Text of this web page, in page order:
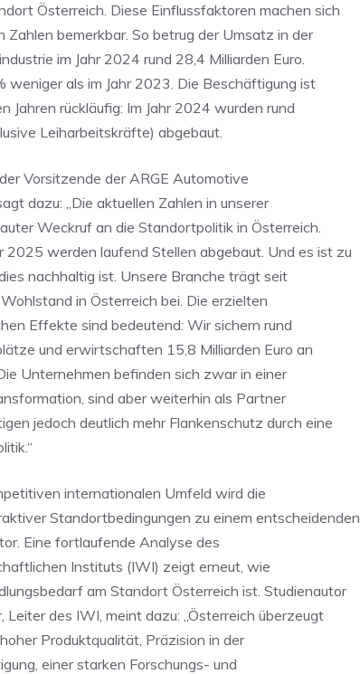
Österreich. Diese Einflussfaktoren machen sich
Zahlen bemerkbar. So betrug der Umsatz in der
im Jahr 2024 rund 28,4 Milliarden Euro.
weniger als im Jahr 2023. Die Beschäftigung ist
Jahren rückläufig: Im Jahr 2024 wurden rund
Leiharbeitskräfte) abgebaut.
Vorsitzende der ARGE Automotive
dazu: „Die aktuellen Zahlen in unserer
Weckruf an die Standortpolitik in Österreich.
2025 werden laufend Stellen abgebaut. Und es ist zu
nachhaltig ist. Unsere Branche trägt seit
in Österreich bei. Die erzielten
Effekte sind bedeutend: Wir sichern rund
und erwirtschaften 15,8 Milliarden Euro an
Unternehmen befinden sich zwar in einer
sind aber weiterhin als Partner
jedoch deutlich mehr Flankenschutz durch eine
internationalen Umfeld wird die
Standortbedingungen zu einem entscheidenden
Eine fortlaufende Analyse des
Instituts (IWI) zeigt erneut, wie
am Standort Österreich ist. Studienautor
Leiter des IWI, meint dazu: „Österreich überzeugt
Produktqualität, Präzision in der
einer starken Forschungs- und